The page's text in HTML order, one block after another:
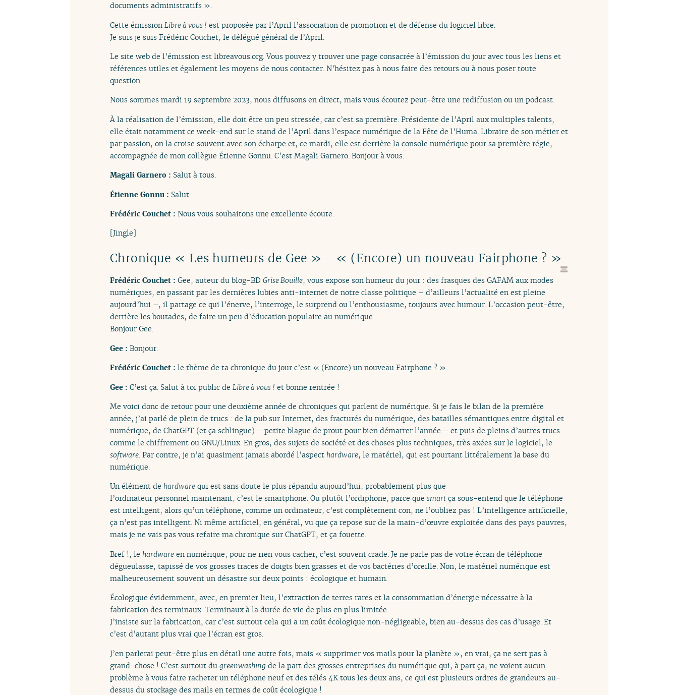
documents administratifs ».
Cette émission Libre à vous ! est proposée par l’April l’association de promotion et de défense du logiciel libre.
Je suis je suis Frédéric Couchet, le délégué général de l’April.
Le site web de l’émission est libreavous.org. Vous pouvez y trouver une page consacrée à l’émission du jour avec tous les liens et
références utiles et également les moyens de nous contacter. N’hésitez pas à nous faire des retours ou à nous poser toute
question.
Nous sommes mardi 19 septembre 2023, nous diffusons en direct, mais vous écoutez peut-être une rediffusion ou un podcast.
À la réalisation de l’émission, elle doit être un peu stressée, car c’est sa première. Présidente de l’April aux multiples talents,
elle était notamment ce week-end sur le stand de l’April dans l’espace numérique de la Fête de l’Huma. Libraire de son métier et
par passion, on la croise souvent avec son écharpe et, ce mardi, elle est derrière la console numérique pour sa première régie,
accompagnée de mon collègue Étienne Gonnu. C’est Magali Garnero. Bonjour à vous.
Magali Garnero : Salut à tous.
Étienne Gonnu : Salut.
Frédéric Couchet : Nous vous souhaitons une excellente écoute.
[Jingle]
Chronique « Les humeurs de Gee » - « (Encore) un nouveau Fairphone ? »
Frédéric Couchet : Gee, auteur du blog-BD Grise Bouille, vous expose son humeur du jour : des frasques des GAFAM aux modes
numériques, en passant par les dernières lubies anti-internet de notre classe politique – d’ailleurs l’actualité en est pleine
aujourd’hui –, il partage ce qui l’énerve, l’interroge, le surprend ou l’enthousiasme, toujours avec humour. L’occasion peut-être,
derrière les boutades, de faire un peu d’éducation populaire au numérique.
Bonjour Gee.
Gee : Bonjour.
Frédéric Couchet : le thème de ta chronique du jour c’est « (Encore) un nouveau Fairphone ? ».
Gee : C’est ça. Salut à toi public de Libre à vous ! et bonne rentrée !
Me voici donc de retour pour une deuxième année de chroniques qui parlent de numérique. Si je fais le bilan de la première
année, j’ai parlé de plein de trucs : de la pub sur Internet, des fracturés du numérique, des batailles sémantiques entre digital et
numérique, de ChatGPT (et ça schlingue) – petite blague de prout pour bien démarrer l’année – et puis de pleins d’autres trucs
comme le chiffrement ou GNU/Linux. En gros, des sujets de société et des choses plus techniques, très axées sur le logiciel, le
software. Par contre, je n’ai quasiment jamais abordé l’aspect hardware, le matériel, qui est pourtant littéralement la base du
numérique.
Un élément de hardware qui est sans doute le plus répandu aujourd’hui, probablement plus que
l’ordinateur personnel maintenant, c’est le smartphone. Ou plutôt l’ordiphone, parce que smart ça sous-entend que le téléphone
est intelligent, alors qu’un téléphone, comme un ordinateur, c’est complètement con, ne l’oubliez pas ! L’intelligence artificielle,
ça n’est pas intelligent. Ni même artificiel, en général, vu que ça repose sur de la main-d’œuvre exploitée dans des pays pauvres,
mais je ne vais pas vous refaire ma chronique sur ChatGPT, et ça fouette.
Bref !, le hardware en numérique, pour ne rien vous cacher, c’est souvent crade. Je ne parle pas de votre écran de téléphone
dégueulasse, tapissé de vos grosses traces de doigts bien grasses et de vos bactéries d’oreille. Non, le matériel numérique est
malheureusement souvent un désastre sur deux points : écologique et humain.
Écologique évidemment, avec, en premier lieu, l’extraction de terres rares et la consommation d’énergie nécessaire à la
fabrication des terminaux. Terminaux à la durée de vie de plus en plus limitée.
J’insiste sur la fabrication, car c’est surtout cela qui a un coût écologique non-négligeable, bien au-dessus des cas d’usage. Et
c’est d’autant plus vrai que l’écran est gros.
J’en parlerai peut-être plus en détail une autre fois, mais « supprimer vos mails pour la planète », en vrai, ça ne sert pas à
grand-chose ! C’est surtout du greenwashing de la part des grosses entreprises du numérique qui, à part ça, ne voient aucun
problème à vous faire racheter un téléphone neuf et des télés 4K tous les deux ans, ce qui est plusieurs ordres de grandeurs au-
dessus du stockage des mails en termes de coût écologique !